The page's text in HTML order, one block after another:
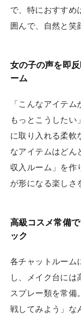
で、特におすすめ
囲んで、自然と笑
女の子の声を即
ーム
「こんなアイテ
もっとこうしたい
に取り入れる柔軟
なアイテムはどん
収入ルーム」を作
が形になる楽しさ
高級コスメ常備
ック
各チャットルーム
し、メイク台には
スプレー類を常備
戦してみよう」な